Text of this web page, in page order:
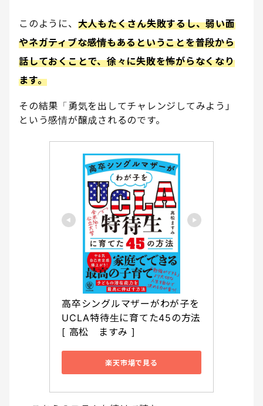
このように、 大人もたくさん失敗するし、弱い面
やネガティブな感情もあるということを普段から
話しておくことで、徐々に失敗を怖がらなくなり
ます。
その結果「勇気を出してチャレンジしてみよう」
という感情が醸成されるのです。
高卒シングルマザーがわが子を
UCLA特待生に育てた45の方法
[ 高松　ますみ ]
楽天市場で見る